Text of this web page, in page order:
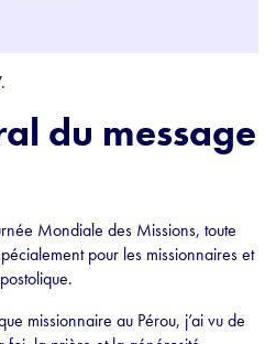
du message
Mondiale des Missions, toute
pour les missionnaires et
missionnaire au Pérou, j’ai vu de